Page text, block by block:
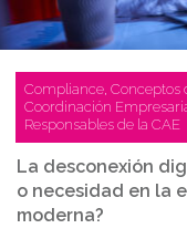
Compliance Conceptos
Coordinación
Responsables de la CAE
La desconexión
o necesidad en la
moderna?